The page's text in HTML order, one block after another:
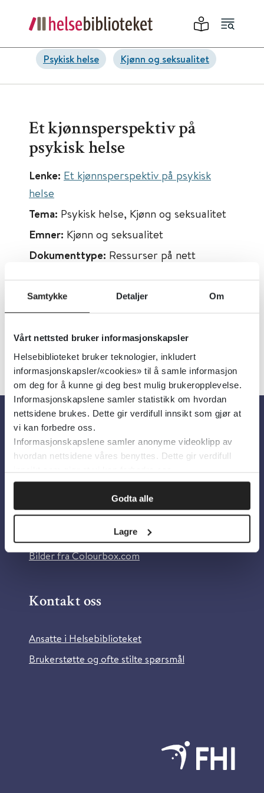
Samtykke Detaljer Om
Vårt nettsted bruker informasjonskapsler
Helsebiblioteket bruker teknologier, inkludert
informasjonskapsler/«cookies» til å samle informasjon
om deg for å kunne gi deg best mulig brukeropplevelse.
Informasjonskapslene samler statistikk om hvordan
nettsidene brukes. Dette gir verdifull innsikt som gjør at
vi kan forbedre oss.
Informasjonskapslene samler anonyme videoklipp av
hvordan nettsidene våres benyttes. Dette gir verdifull
innsikt som gjør at vi kan forbedre oss.
Godta alle
Lagre
Psykisk helse Kjønn og seksualitet
Et kjønnsperspektiv på
psykisk helse
Lenke: Et kjønnsperspektiv på psykisk
helse
Tema: Psykisk helse, Kjønn og seksualitet
Emner: Kjønn og seksualitet
Dokumenttype: Ressurser på nett
Språk:Norsk
Om oss
Om Helsebiblioteket
Personvern og informasjonskapsler
Tilgjengelighetserklæring
Information in English
Bilder fra Colourbox.com
Kontakt oss
Ansatte i Helsebiblioteket
Brukerstøtte og ofte stilte spørsmål